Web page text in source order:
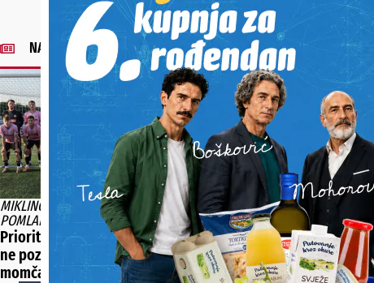
NAJNOVIJE VIJESTI
MIKLINOVEC DRASTIČNO
POMLADIO MOMČAD
Prioritet je razvoj igrača, a
ne pozicija. Prosjek
momčadi je 21 godina
U LITVI OSVOJIO ZLATO
Koprivničanac novi europski
prvak, digao 232,5 kilograma
i skinuo hrvatski rekord